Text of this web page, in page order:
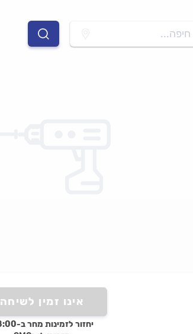
אינו זמין לשיחה
יחזור לזמינות מחר ב-08:00